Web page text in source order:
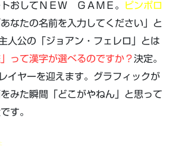
おしてＮＥＷ ＧＡＭＥ。
ピンポロ
なたの名前を入力してください」と
公の「ジョアン・フェレロ」とは
って漢字が選べるのですか？決定。
ヤーを迎えます。グラフィックが
みた瞬間「どこがやねん」と思って
す。